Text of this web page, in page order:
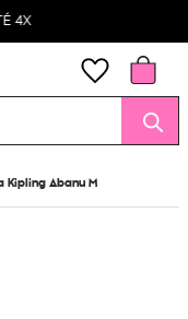
4X
Kipling Abanu M